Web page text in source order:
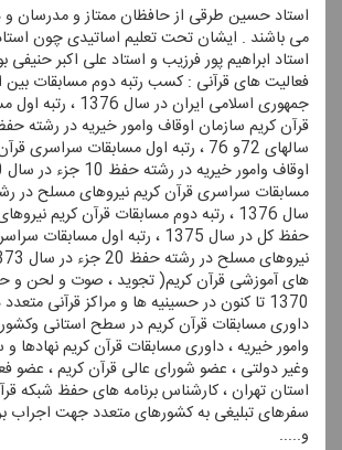
استاد حسین طرقی از حافظان ممتاز و مدرسان و
می باشند . ایشان تحت تعلیم اساتیدی چون
استاد ابراهیم پور فرزیب و استاد علی اكبر حنیفی
فعالیت های قرآنی : كسب رتبه دوم مسابقات بین
جمهوری اسلامی ایران در
سالهای 72و 76 ، رتبه اول مسابقات
مسابقات سراسری قرآن كریم نیروهای مسلح در
سال 1376 ، رتبه دوم مسابقات قرآن كریم
حفظ كل در سال 1375 ، رتبه اول
های آموزشی قرآن كریم( تجوید ، صوت و لحن و
1370 تا كنون در حسینیه ها و مراكز قرآنی
داوری مسابقات قرآن كریم در سطح استانی
وامور خیریه ، داوری مسابقات قرآن كریم نهادها و
وغیر دولتی ، عضو شورای عالی قرآن كریم ، عضو
استان تهران ، كارشناس برنامه های حفظ شبكه
سفرهای تبلیغی به كشورهای متعدد جهت اجراب
و.....